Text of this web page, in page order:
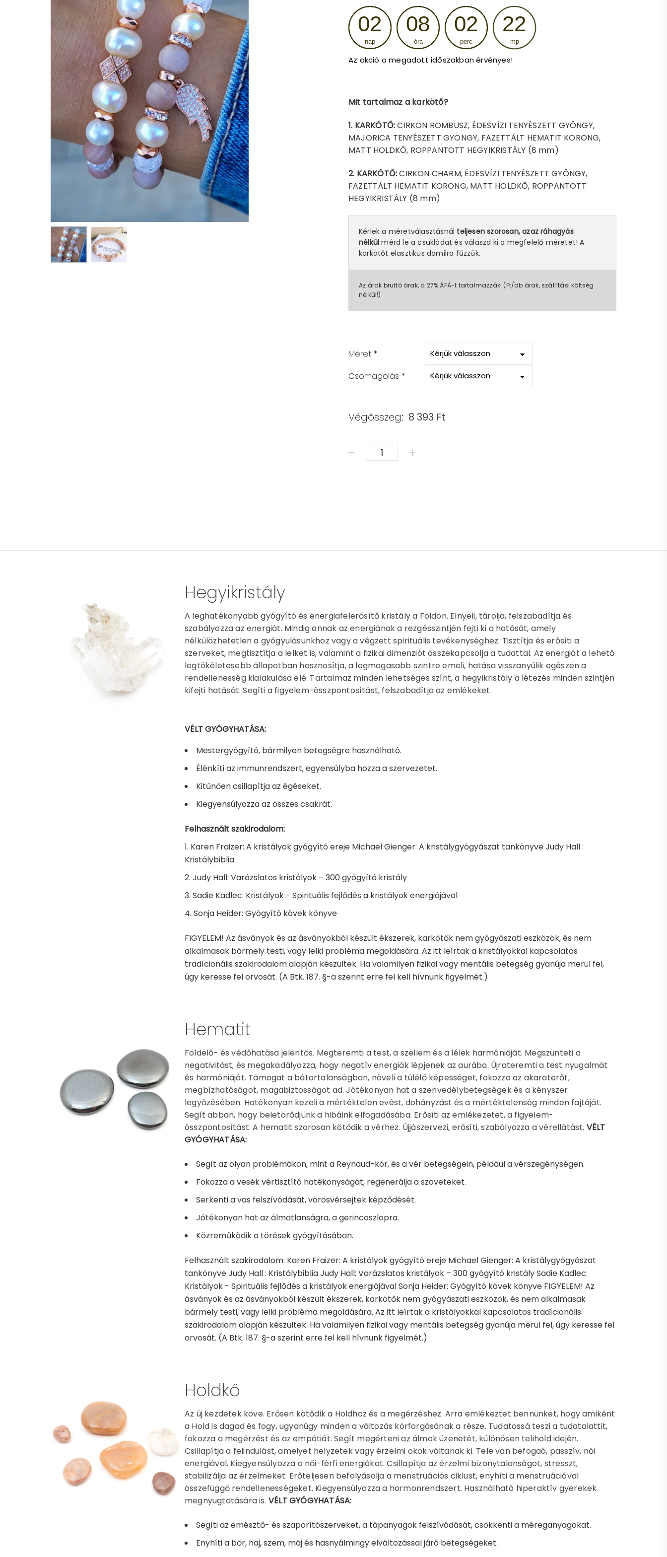
was:
11
990 Ft.
is:
8
393 Ft.
02
nap
08
óra
02
perc
20
mp
Az akció a megadott időszakban érvényes!
Mit tartalmaz a karkötő?
1. KARKÖTŐ:CIRKON ROMBUSZ, ÉDESVÍZI TENYÉSZETT GYÖNGY,
MAJORICA TENYÉSZETT GYÖNGY, FAZETTÁLT HEMATIT KORONG,
MATT HOLDKŐ, ROPPANTOTT HEGYIKRISTÁLY (8 mm)
2. KARKÖTŐ:CIRKON CHARM, ÉDESVÍZI TENYÉSZETT GYÖNGY,
FAZETTÁLT HEMATIT KORONG, MATT HOLDKŐ, ROPPANTOTT
HEGYIKRISTÁLY (8 mm)
Kérlek a méretválasztásnál teljesen szorosan, azaz ráhagyás
nélkül mérd le a csuklódat és válaszd ki a megfelelő méretet! A
karkötőt elasztikus damilra fűzzük.
Az árak bruttó árak, a 27% ÁFÁ-t tartalmazzák! (Ft/db árak, szállítási költség
nélkül!)
Méret *
Csomagolás *
Végösszeg: 8 393 Ft
Hegyikristály
A leghatékonyabb gyógyító és energiafelerősítő kristály a Földön. Elnyeli, tárolja, felszabadítja és
szabályozza az energiát. Mindig annak az energiának a rezgésszintjén fejti ki a hatását, amely
nélkülözhetetlen a gyógyulásunkhoz vagy a végzett spirituális tevékenységhez. Tisztítja és erősíti a
szerveket, megtisztítja a lelket is, valamint a fizikai dimenziót összekapcsolja a tudattal. Az energiát a lehető
legtökéletesebb állapotban hasznosítja, a legmagasabb szintre emeli, hatása visszanyúlik egészen a
rendellenesség kialakulása elé. Tartalmaz minden lehetséges színt, a hegyikristály a létezés minden szintjén
kifejti hatását. Segíti a figyelem-összpontosítást, felszabadítja az emlékeket.
VÉLT GYÓGYHATÁSA:
Mestergyógyító, bármilyen betegségre használható.
Élénkíti az immunrendszert, egyensúlyba hozza a szervezetet.
Kitűnően csillapítja az égéseket.
Kiegyensúlyozza az összes csakrát.
Felhasznált szakirodalom:
Karen Fraizer: A kristályok gyógyító ereje Michael Gienger: A kristálygyógyászat tankönyve Judy Hall :
Kristálybiblia
Judy Hall: Varázslatos kristályok – 300 gyógyító kristály
Sadie Kadlec: Kristályok - Spirituális fejlődés a kristályok energiájával
Sonja Heider: Gyógyító kövek könyve
FIGYELEM! Az ásványok és az ásványokból készült ékszerek, karkötők nem gyógyászati eszközök, és nem
alkalmasak bármely testi, vagy lelki probléma megoldására. Az itt leírtak a kristályokkal kapcsolatos
tradícionális szakirodalom alapján készültek. Ha valamilyen fizikai vagy mentális betegség gyanúja merül fel,
úgy keresse fel orvosát. (A Btk. 187. §-a szerint erre fel kell hívnunk figyelmét.)
Hematit
Földelő- és védőhatása jelentős. Megteremti a test, a szellem és a lélek harmóniáját. Megszünteti a
negativitást, és megakadályozza, hogy negatív energiák lépjenek az aurába. Újrateremti a test nyugalmát
és harmóniáját. Támogat a bátortalanságban, növeli a túlélő képességet, fokozza az akaraterőt,
megbízhatóságot, magabiztosságot ad. Jótékonyan hat a szenvedélybetegségek és a kényszer
legyőzésében. Hatékonyan kezeli a mértéktelen evést, dohányzást és a mértéktelenség minden fajtáját.
Segít abban, hogy beletörődjünk a hibáink elfogadásába. Erősíti az emlékezetet, a figyelem-
összpontosítást. A hematit szorosan kötődik a vérhez. Újjászervezi, erősíti, szabályozza a vérellátást. VÉLT
GYÓGYHATÁSA:
Segít az olyan problémákon, mint a Reynaud-kór, és a vér betegségein, például a vérszegénységen.
Fokozza a vesék vértisztító hatékonyságát, regenerálja a szöveteket.
Serkenti a vas felszívódását, vörösvérsejtek képződését.
Jótékonyan hat az álmatlanságra, a gerincoszlopra.
Közreműködik a törések gyógyításában.
Felhasznált szakirodalom: Karen Fraizer: A kristályok gyógyító ereje Michael Gienger: A kristálygyógyászat
tankönyve Judy Hall : Kristálybiblia Judy Hall: Varázslatos kristályok – 300 gyógyító kristály Sadie Kadlec:
Kristályok - Spirituális fejlődés a kristályok energiájával Sonja Heider: Gyógyító kövek könyve FIGYELEM! Az
ásványok és az ásványokból készült ékszerek, karkötők nem gyógyászati eszközök, és nem alkalmasak
bármely testi, vagy lelki probléma megoldására. Az itt leírtak a kristályokkal kapcsolatos tradícionális
szakirodalom alapján készültek. Ha valamilyen fizikai vagy mentális betegség gyanúja merül fel, úgy keresse fel
orvosát. (A Btk. 187. §-a szerint erre fel kell hívnunk figyelmét.)
Holdkő
Az új kezdetek köve. Erősen kötődik a Holdhoz és a megérzéshez. Arra emlékeztet bennünket, hogy amiként
a Hold is dagad és fogy, ugyanúgy minden a változás körforgásának a része. Tudatossá teszi a tudatalattit,
fokozza a megérzést és az empátiát. Segít megérteni az álmok üzenetét, különösen telihold idején.
Csillapítja a felindulást, amelyet helyzetek vagy érzelmi okok váltanak ki. Tele van befogaó, passzív, női
energiával. Kiegyensúlyozza a női-férfi energiákat. Csillapítja az érzelmi bizonytalanságot, stresszt,
stabilizálja az érzelmeket. Erőteljesen befolyásolja a menstruációs ciklust, enyhíti a menstruációval
összefüggő rendellenességeket. Kiegyensúlyozza a hormonrendszert. Használható hiperaktív gyerekek
megnyugtatására is. VÉLT GYÓGYHATÁSA:
Segíti az emésztő- és szaporítószerveket, a tápanyagok felszívódását, csökkenti a méreganyagokat.
Enyhíti a bőr, haj, szem, máj és hasnyálmirigy elváltozással járó betegségeket.